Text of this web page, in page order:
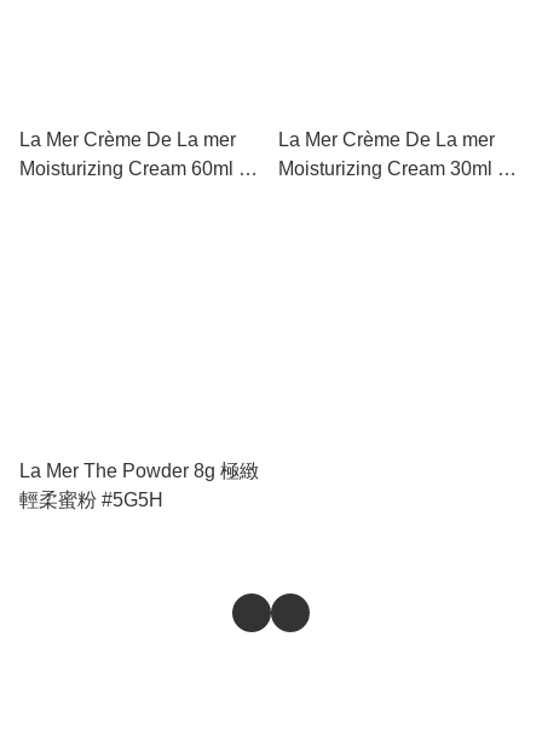
La Mer Crème De La mer
Moisturizing Cream 60ml 海
La Mer Crème De La mer
Moisturizing Cream 30ml 海
La Mer The Powder 8g 極緻
輕柔蜜粉 #5G5H